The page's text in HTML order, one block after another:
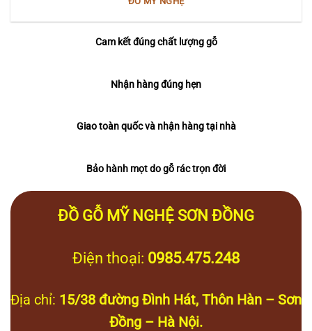
Cam kết đúng chất lượng gỗ
Nhận hàng đúng hẹn
Giao toàn quốc và nhận hàng tại nhà
Bảo hành mọt do gỗ rác trọn đời
ĐỒ GỖ MỸ NGHỆ SƠN ĐỒNG
Điện thoại: 0985.475.248
Địa chỉ: 15/38 đường Đình Hát, Thôn Hàn – Sơn
Đồng – Hà Nội.